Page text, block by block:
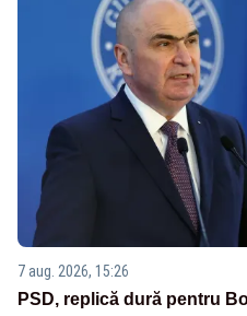
7 aug. 2026, 15:26
PSD, replică dură pentru